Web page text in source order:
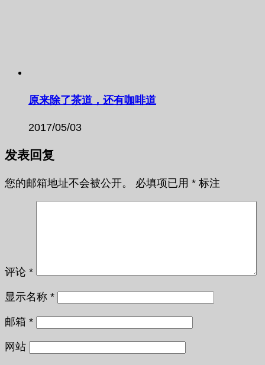
原来除了茶道，还有咖啡道
2017/05/03
发表回复
您的邮箱地址不会被公开。 必填项已用 * 标注
评论 *
显示名称 *
邮箱 *
网站